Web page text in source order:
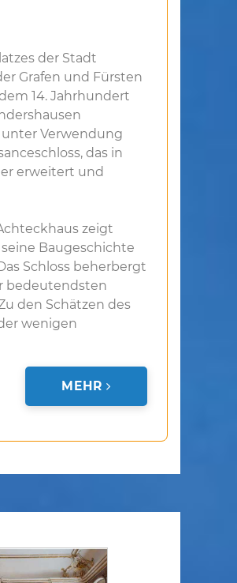
der Stadt
Grafen und Fürsten
14. Jahrhundert
Verwendung
das in
erweitert und
zeigt
Baugeschichte
Schloss beherbergt
bedeutendsten
den Schätzen des
wenigen
MEHR